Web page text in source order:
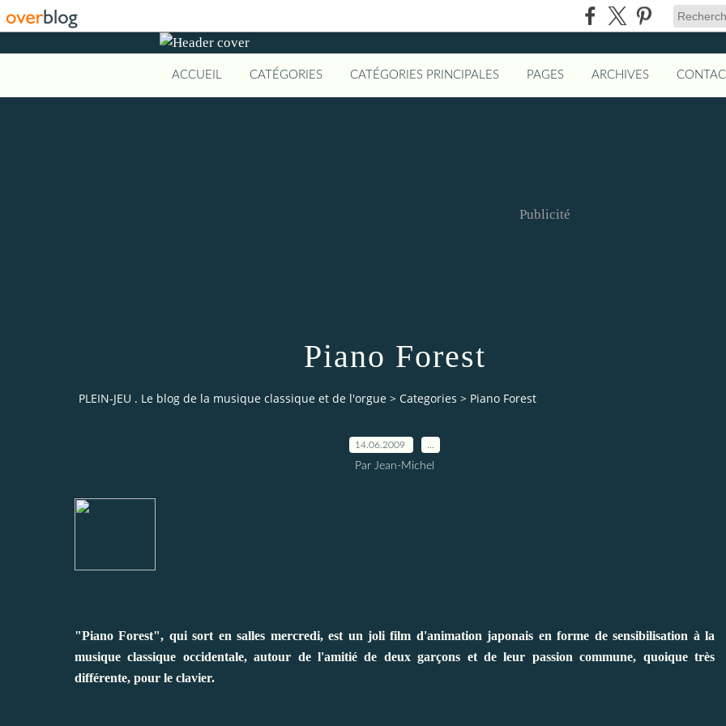
ACCUEIL CATÉGORIES CATÉGORIES PRINCIPALES PAGES ARCHIVES
Publicité
Piano Forest
PLEIN-JEU . Le blog de la musique classique et de l'orgue > Categories > Piano Forest
14.06.2009
Par Jean-Michel
"Piano Forest", qui sort en salles mercredi, est un joli film d'animation japonais en forme de sensibilisation à la
musique classique occidentale, autour de l'amitié de deux garçons et de leur passion commune, quoique très
différente, pour le clavier.